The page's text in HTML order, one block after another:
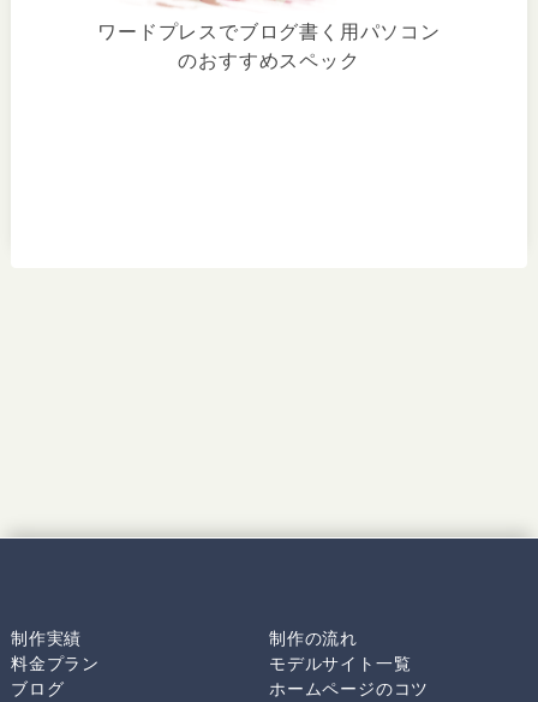
ワードプレスでブログ書く用パソコン
のおすすめスペック
制作実績
制作の流れ
料金プラン
モデルサイト一覧
ブログ
ホームページのコツ